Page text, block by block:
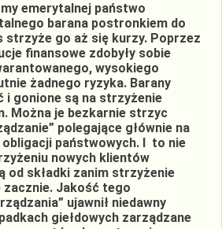
emerytalnej państwo
barana postronkiem do
strzyże go aż się kurzy. Poprzez
finansowe zdobyły sobie
wysokiego
żadnego ryzyka. Barany
i gonione są na strzyżenie
Można je bezkarnie strzyc
polegające głównie na
państwowych. I to nie
nowych klientów
od składki zanim strzyżenie
zacznie. Jakość tego
ujawnił niedawny
giełdowych zarządzane